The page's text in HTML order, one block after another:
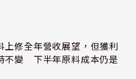
上修全年營收展望，但獲利
不變 下半年原料成本仍是